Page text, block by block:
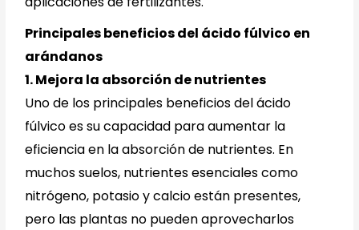
Principales beneficios del ácido fúlvico en
arándanos
1. Mejora la absorción de nutrientes
Uno de los principales beneficios del ácido
fúlvico es su capacidad para aumentar la
eficiencia en la absorción de nutrientes. En
muchos suelos, nutrientes esenciales como
nitrógeno, potasio y calcio están presentes,
pero las plantas no pueden aprovecharlos